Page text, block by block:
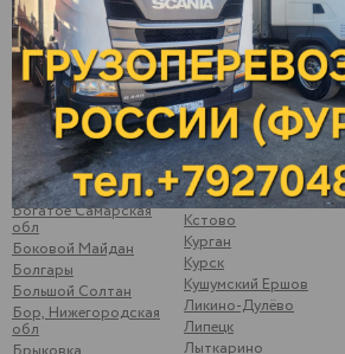
Балаково
Балахна
Балезино
Балтаси
Батайск
Батово
Бахтеевка Ульяновская
обл
Бобылевка
Саратовская обл
Богатое Самарская
обл
Боковой Майдан
Болгары
Большой Солтан
Бор, Нижегородская
обл
Киров
Кирово-Чепецк
Ковров
Королев
Кострома
Котлас
Котово
Кошки
Красноуфимск
Красноярск
Кстово
Курган
Курск
Кушумский Ершов
Ликино-Дулёво
Липецк
Лыткарино